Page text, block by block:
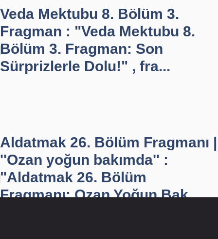
Veda Mektubu 8. Bölüm 3.
Fragman : "Veda Mektubu 8.
Bölüm 3. Fragman: Son
Sürprizlerle Dolu!" , fra...
Aldatmak 26. Bölüm Fragmanı |
''Ozan yoğun bakımda'' :
"Aldatmak 26. Bölüm
Fragmanı: Ozan Yoğun Bak...